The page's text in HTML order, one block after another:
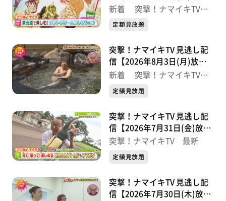
ます。
分】
新着 突撃！ナマイキTV
最新
定額見放題
突撃！ナマイキTV 見逃し配
信【2026年8月3日(月)放送
分】
新着 突撃！ナマイキTV
最新
定額見放題
突撃！ナマイキTV 見逃し配
信【2026年7月31日(金)放送
分】
突撃！ナマイキTV 最新
定額見放題
突撃！ナマイキTV 見逃し配
信【2026年7月30日(木)放送